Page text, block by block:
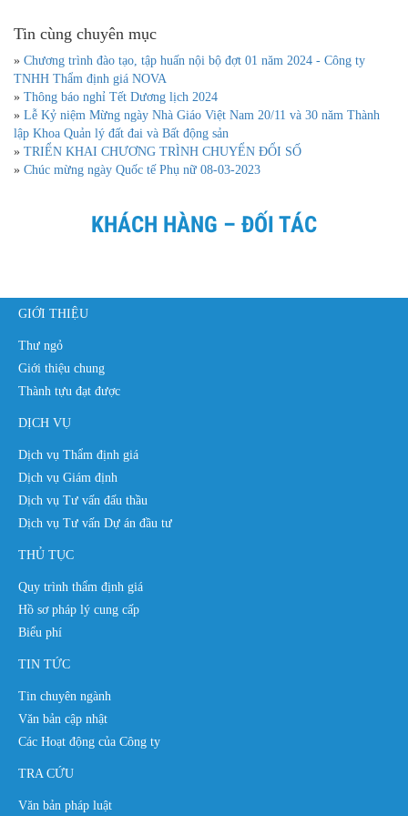
Tin cùng chuyên mục
» Chương trình đào tạo, tập huấn nội bộ đợt 01 năm 2024 - Công ty
TNHH Thẩm định giá NOVA
» Thông báo nghỉ Tết Dương lịch 2024
» Lễ Kỷ niệm Mừng ngày Nhà Giáo Việt Nam 20/11 và 30 năm Thành
lập Khoa Quản lý đất đai và Bất động sản
» TRIỂN KHAI CHƯƠNG TRÌNH CHUYỂN ĐỔI SỐ
» Chúc mừng ngày Quốc tế Phụ nữ 08-03-2023
KHÁCH HÀNG – ĐỐI TÁC
GIỚI THIỆU
Thư ngỏ
Giới thiệu chung
Thành tựu đạt được
DỊCH VỤ
Dịch vụ Thẩm định giá
Dịch vụ Giám định
Dịch vụ Tư vấn đấu thầu
Dịch vụ Tư vấn Dự án đầu tư
THỦ TỤC
Quy trình thẩm định giá
Hồ sơ pháp lý cung cấp
Biểu phí
TIN TỨC
Tin chuyên ngành
Văn bản cập nhật
Các Hoạt động của Công ty
TRA CỨU
Văn bản pháp luật